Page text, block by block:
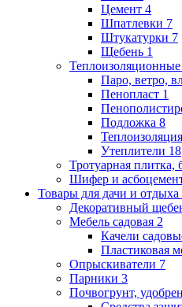
Цемент 4
Шпатлевки 7
Штукатурки 7
Щебень 1
Паро, ветро,
Пенопласт 1
Подложка 8
Утеплители 18
Тротуарная
Шифер и
Товары для дачи и отдыха
Декоративный
Мебель садовая 2
Качели
Пластиковая
Опрыскиватели 7
Парники 3
Почвогрунт,